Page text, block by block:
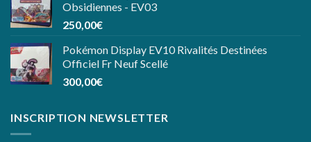
Obsidiennes - EV03
250,00€
Pokémon Display EV10 Rivalités Destinées
Officiel Fr Neuf Scellé
300,00€
INSCRIPTION NEWSLETTER